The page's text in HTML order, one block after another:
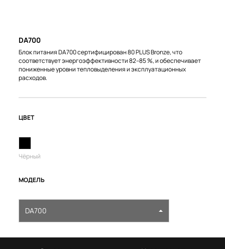
DA700
Блок питания DA700 cертифицирован 80 PLUS Bronze, что
соответствует энергоэффективности 82–85 %, и обеспечивает
пониженные уровни тепловыделения и эксплуатационных
расходов.
ЦВЕТ
Чёрный
МОДЕЛЬ
DA700